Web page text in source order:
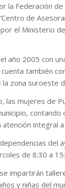
la Federación
de
el Ministerio
año 2005 con
también
zona suroeste
las mujeres de
integral
dependencias del
de 8:30 a
impartirán
y niñas del